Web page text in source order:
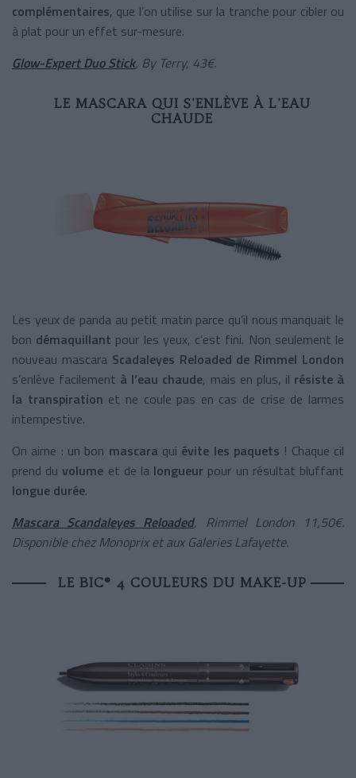
complémentaires, que l’on utilise sur la tranche pour cibler ou
à plat pour un effet sur-mesure.
Glow-Expert Duo Stick, By Terry, 43€.
LE MASCARA QUI S'ENLÈVE À L'EAU
CHAUDE
Les yeux de panda au petit matin parce qu’il nous manquait le
bon démaquillant pour les yeux, c’est fini. Non seulement le
nouveau mascara Scadaleyes Reloaded de Rimmel London
s’enlève facilement à l’eau chaude, mais en plus, il résiste à
la transpiration et ne coule pas en cas de crise de larmes
intempestive.
On aime : un bon mascara qui évite les paquets ! Chaque cil
prend duvolume et de la longueur pour un résultat bluffant
longue durée.
Mascara Scandaleyes Reloaded, Rimmel London 11,50€.
Disponible chez Monoprix et aux Galeries Lafayette.
LE BIC® 4 COULEURS DU MAKE-UP